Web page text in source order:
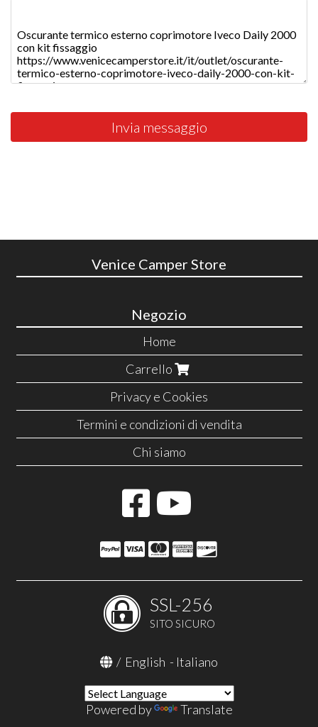
Invia messaggio
Venice Camper Store
Negozio
Home
Carrello
Privacy e Cookies
Termini e condizioni di vendita
Chi siamo
SSL-256
SITO SICURO
/ English - Italiano
Powered by Translate